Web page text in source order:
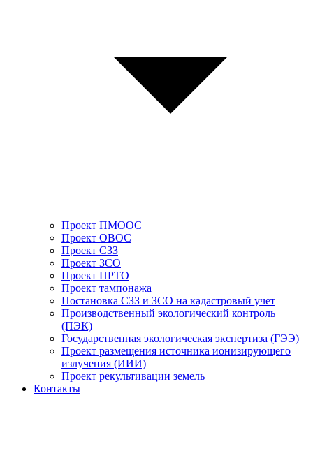
Проект ПМООС
Проект ОВОС
Проект СЗЗ
Проект ЗСО
Проект ПРТО
Проект тампонажа
Постановка СЗЗ и ЗСО на кадастровый учет
Производственный экологический контроль
(ПЭК)
Государственная экологическая экспертиза (ГЭЭ)
Проект размещения источника ионизирующего
излучения (ИИИ)
Проект рекультивации земель
Контакты